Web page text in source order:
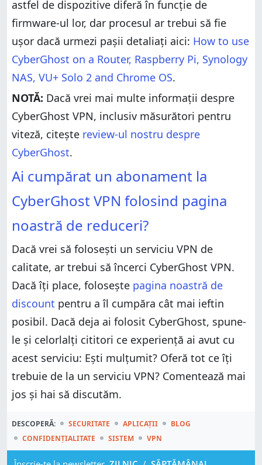
astfel de dispozitive diferă în funcție de
firmware-ul lor, dar procesul ar trebui să fie
ușor dacă urmezi pașii detaliați aici: How to use
CyberGhost on a Router, Raspberry Pi, Synology
NAS, VU+ Solo 2 and Chrome OS.
NOTĂ: Dacă vrei mai multe informații despre
CyberGhost VPN, inclusiv măsurători pentru
viteză, citește review-ul nostru despre
CyberGhost.
Ai cumpărat un abonament la
CyberGhost VPN folosind pagina
noastră de reduceri?
Dacă vrei să folosești un serviciu VPN de
calitate, ar trebui să încerci CyberGhost VPN.
Dacă îți place, folosește pagina noastră de
discount pentru a îl cumpăra cât mai ieftin
posibil. Dacă deja ai folosit CyberGhost, spune-
le și celorlalți cititori ce experiență ai avut cu
acest serviciu: Ești mulțumit? Oferă tot ce îți
trebuie de la un serviciu VPN? Comentează mai
jos și hai să discutăm.
DESCOPERĂ: SECURITATE APLICAȚII
BLOG
CONFIDENȚIALITATE
SISTEM VPN